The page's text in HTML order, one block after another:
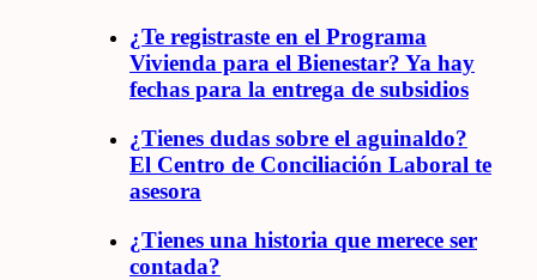
¿Te registraste en el Programa
Vivienda para el Bienestar? Ya hay
fechas para la entrega de subsidios
¿Tienes dudas sobre el aguinaldo?
El Centro de Conciliación Laboral te
asesora
¿Tienes una historia que merece ser
contada?